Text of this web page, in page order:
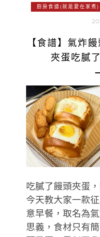
廚房食譜(就是愛在家煮)
【食譜】氣炸
夾蛋吃膩
吃膩了饅頭夾蛋
今天教大家一款
意早餐，取名為
思義，食材只有